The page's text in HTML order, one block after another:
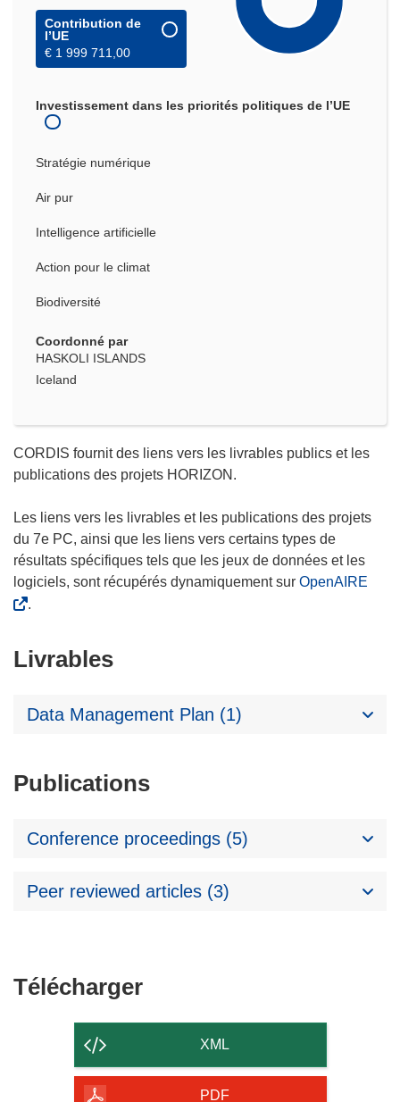
Contribution de
l’UE
€ 1 999 711,00
Investissement dans les priorités politiques de l’UE
Stratégie numérique
Air pur
Intelligence artificielle
Action pour le climat
Biodiversité
Coordonné par
HASKOLI ISLANDS
Iceland
CORDIS fournit des liens vers les livrables publics et les
publications des projets HORIZON.
Les liens vers les livrables et les publications des projets
du 7e PC, ainsi que les liens vers certains types de
résultats spécifiques tels que les jeux de données et les
logiciels, sont récupérés dynamiquement sur OpenAIRE
.
Livrables
Data Management Plan (1)
Publications
Conference proceedings (5)
Peer reviewed articles (3)
TéléchargerTélécharger
contenu
de
XML
PDF